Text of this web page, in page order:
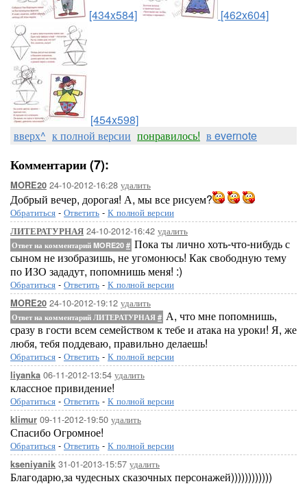
[434x584] [462x604]
[454x598]
вверх^ к полной версии понравилось! в evernote
Комментарии (7):
MORE20 24-10-2012-16:28 удалить
Добрый вечер, дорогая! А, мы все рисуем?
Обратиться - Ответить - К полной версии
ЛИТЕРАТУРНАЯ 24-10-2012-16:42 удалить
Ответ на комментарий MORE20 # Пока ты лично хоть-что-нибудь с
сыном не изобразишь, не угомонюсь! Как свободную тему
по ИЗО зададут, попомнишь меня! :)
Обратиться - Ответить - К полной версии
MORE20 24-10-2012-19:12 удалить
Ответ на комментарий ЛИТЕРАТУРНАЯ # А, что мне попомнишь,
сразу в гости всем семейством к тебе и атака на уроки! Я, же
любя, тебя поддеваю, правильно делаешь!
Обратиться - Ответить - К полной версии
liyanka 06-11-2012-13:54 удалить
классное привидение!
Обратиться - Ответить - К полной версии
klimur 09-11-2012-19:50 удалить
Спасибо Огромное!
Обратиться - Ответить - К полной версии
kseniyanik 31-01-2013-15:57 удалить
Благодарю,за чудесных сказочных персонажей))))))))))))